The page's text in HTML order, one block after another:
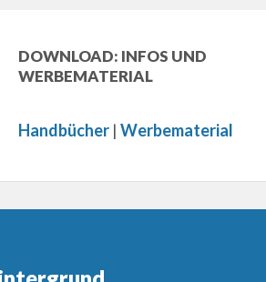
DOWNLOAD: INFOS UND
WERBEMATERIAL
Handbücher |Werbematerial